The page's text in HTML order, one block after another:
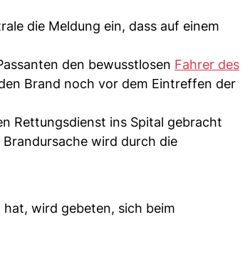
die Meldung ein, dass auf einem
den bewusstlosen Fahrer des
Brand noch vor dem Eintreffen der
Rettungsdienst ins Spital gebracht
wird durch die
hat, wird gebeten, sich beim